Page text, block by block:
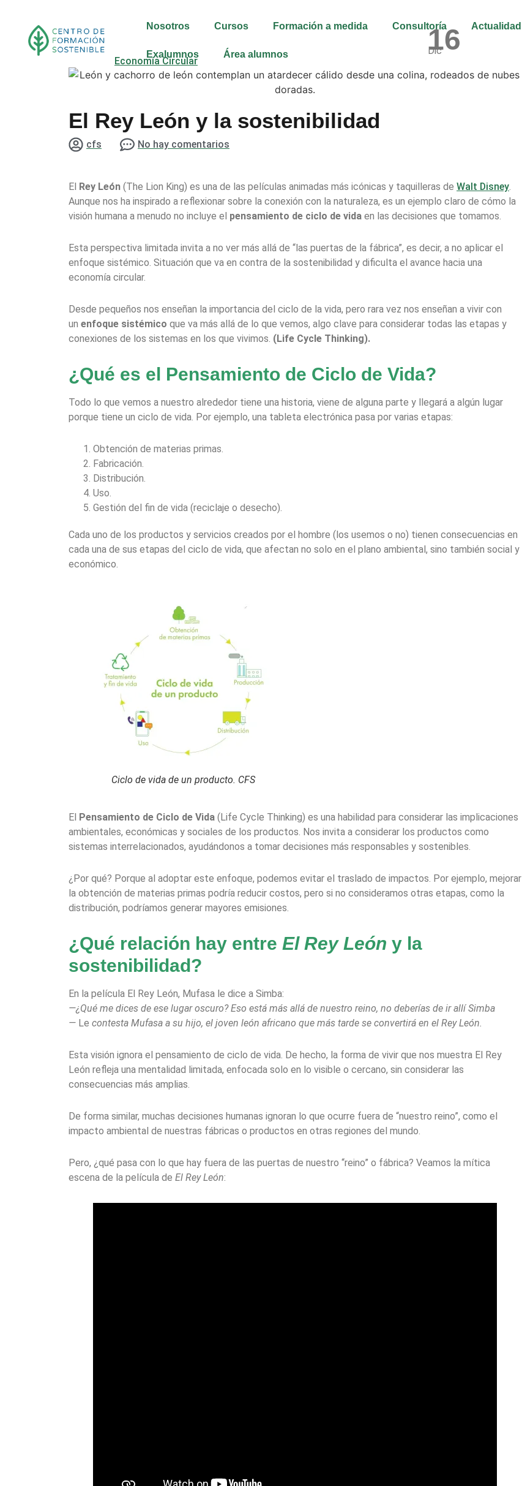
Nosotros Cursos Formación a medida Consultoría Actualidad
Exalumnos Área alumnos
Economía Circular
16
Dic
El Rey León y la sostenibilidad
cfs No hay comentarios
El Rey León (The Lion King) es una de las películas animadas más icónicas y taquilleras de Walt Disney.
Aunque nos ha inspirado a reflexionar sobre la conexión con la naturaleza, es un ejemplo claro de cómo la
visión humana a menudo no incluye el pensamiento de ciclo de vida en las decisiones que tomamos.
Esta perspectiva limitada invita a no ver más allá de “las puertas de la fábrica”, es decir, a no aplicar el
enfoque sistémico. Situación que va en contra de la sostenibilidad y dificulta el avance hacia una
economía circular.
Desde pequeños nos enseñan la importancia del ciclo de la vida, pero rara vez nos enseñan a vivir con
un enfoque sistémico que va más allá de lo que vemos, algo clave para considerar todas las etapas y
conexiones de los sistemas en los que vivimos. (Life Cycle Thinking).
¿Qué es el Pensamiento de Ciclo de Vida?
Todo lo que vemos a nuestro alrededor tiene una historia, viene de alguna parte y llegará a algún lugar
porque tiene un ciclo de vida. Por ejemplo, una tableta electrónica pasa por varias etapas:
Obtención de materias primas.
Fabricación.
Distribución.
Uso.
Gestión del fin de vida (reciclaje o desecho).
Cada uno de los productos y servicios creados por el hombre (los usemos o no) tienen consecuencias en
cada una de sus etapas del ciclo de vida, que afectan no solo en el plano ambiental, sino también social y
económico.
Ciclo de vida de un producto. CFS
El Pensamiento de Ciclo de Vida (Life Cycle Thinking) es una habilidad para considerar las implicaciones
ambientales, económicas y sociales de los productos. Nos invita a considerar los productos como
sistemas interrelacionados, ayudándonos a tomar decisiones más responsables y sostenibles.
¿Por qué? Porque al adoptar este enfoque, podemos evitar el traslado de impactos. Por ejemplo, mejorar
la obtención de materias primas podría reducir costos, pero si no consideramos otras etapas, como la
distribución, podríamos generar mayores emisiones.
¿Qué relación hay entre El Rey León y la
sostenibilidad?
En la película El Rey León, Mufasa le dice a Simba:
—¿Qué me dices de ese lugar oscuro? Eso está más allá de nuestro reino, no deberías de ir allí Simba
— Le contesta Mufasa a su hijo, el joven león africano que más tarde se convertirá en el Rey León.
Esta visión ignora el pensamiento de ciclo de vida. De hecho, la forma de vivir que nos muestra El Rey
León refleja una mentalidad limitada, enfocada solo en lo visible o cercano, sin considerar las
consecuencias más amplias.
De forma similar, muchas decisiones humanas ignoran lo que ocurre fuera de “nuestro reino”, como el
impacto ambiental de nuestras fábricas o productos en otras regiones del mundo.
Pero, ¿qué pasa con lo que hay fuera de las puertas de nuestro “reino” o fábrica? Veamos la mítica
escena de la película de El Rey León: